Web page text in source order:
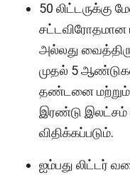
50 லிட்டருக்கு
சட்டவிரோதமான
அல்லது
முதல் 5
தண்டனை மற்றும்
இரண்டு இலட்சம்
விதிக்கப்படும்.
ஐம்பது லிட்டர்